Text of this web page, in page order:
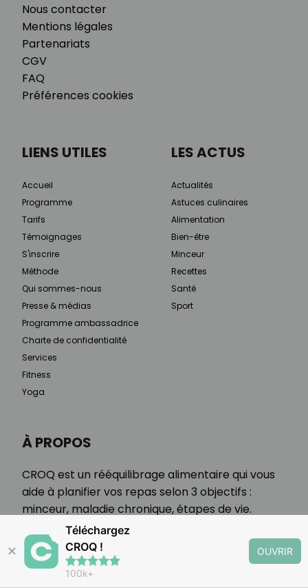
Nous contacter
Mentions légales
Partenariats
CGV
FAQ
Préférences cookies
À PROPOS
CROQ est un rééquilibrage alimentaire qui vous
aide à planifier vos repas selon 3 objectifs :
minceur, maladie chronique, étapes de vie.
LIENS UTILES
Accueil
Programme
Tarifs
Témoignages
S'inscrire
Méthode
Qui sommes-nous
Presse & médias
Programme ambassadrice
Charte de confidentialité
Services
Fitness
Yoga
LES ACTUS
Actualités
Astuces culinaires
Alimentation
Bien-être
Minceur
Recettes
Santé
Sport
✕
Téléchargez
CROQ !
100k+
OUVRIR